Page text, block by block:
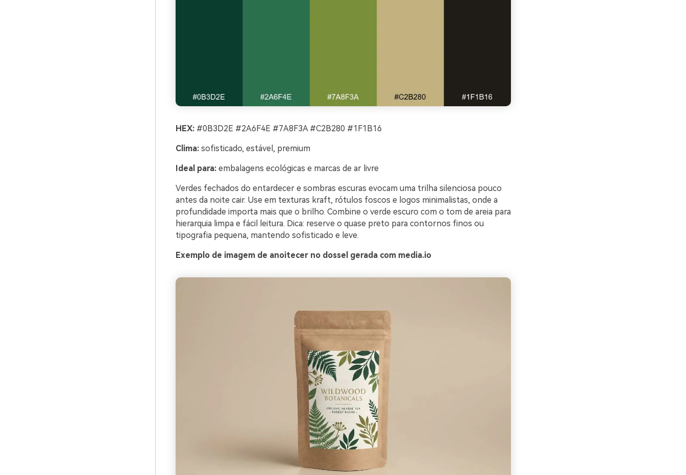
HEX:#0B3D2E #2A6F4E #7A8F3A #C2B280 #1F1B16
Clima:sofisticado, estável, premium
Ideal para:embalagens ecológicas e marcas de ar livre
Verdes fechados do entardecer e sombras escuras evocam uma trilha silenciosa pouco
antes da noite cair. Use em texturas kraft, rótulos foscos e logos minimalistas, onde a
profundidade importa mais que o brilho. Combine o verde escuro com o tom de areia para
hierarquia limpa e fácil leitura. Dica: reserve o quase preto para contornos finos ou
tipografia pequena, mantendo sofisticado e leve.
Exemplo de imagem de anoitecer no dossel gerada com media.io